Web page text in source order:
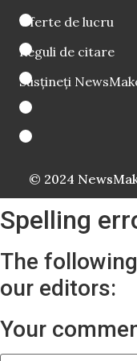
Oferte de lucru
Reguli de citare
Susțineți
© 2024
Spelling
The
our editors:
Your